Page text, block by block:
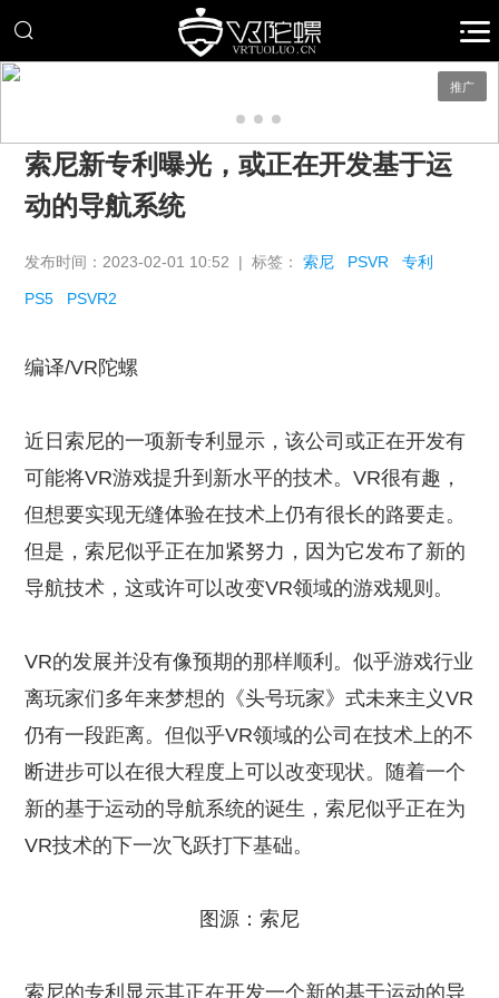
推广
索尼新专利曝光，或正在开发基于运
动的导航系统
发布时间：2023-02-01 10:52 | 标签：索尼 PSVR 专利
PS5 PSVR2
编译/VR陀螺
近日索尼的一项新专利显示，该公司或正在开发有
可能将VR游戏提升到新水平的技术。VR很有趣，
但想要实现无缝体验在技术上仍有很长的路要走。
但是，索尼似乎正在加紧努力，因为它发布了新的
导航技术，这或许可以改变VR领域的游戏规则。
VR的发展并没有像预期的那样顺利。似乎游戏行业
离玩家们多年来梦想的《头号玩家》式未来主义VR
仍有一段距离。但似乎VR领域的公司在技术上的不
断进步可以在很大程度上可以改变现状。随着一个
新的基于运动的导航系统的诞生，索尼似乎正在为
VR技术的下一次飞跃打下基础。
图源：索尼
索尼的专利显示其正在开发一个新的基于运动的导